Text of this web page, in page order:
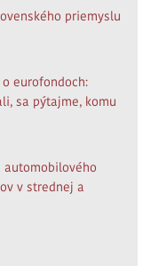
priemyslu
o eurofondoch:
sa pýtajme, komu
v strednej a